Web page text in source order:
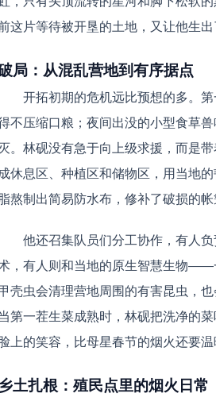
这片等待被开垦的土地，又让他生出
局：从混乱营地到有序据点
开拓初期的危机远比预想的多。
不压缩口粮；夜间出没的小型食草
灭。林砚没有急于向上级求援，而是
成休息区、种植区和储物区，用当地
脂熬制出简易防水布，修补了破损的帐
他还召集队员们分工协作，有人
，有人则和当地的原生智慧生物——
壳虫会清理营地周围的有害昆虫，
第一茬生菜成熟时，林砚把洗净的
脸上的笑容，比母星春节的烟火还要温
乡土扎根：殖民点里的烟火日常